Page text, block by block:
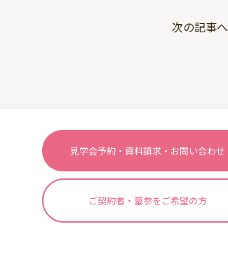
次の記事へ
見学会予約・資料請求・お問い合わせ
ご契約者・墓参をご希望の方